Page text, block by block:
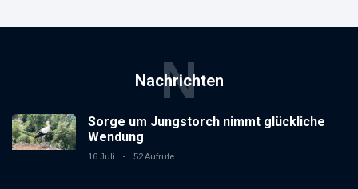
Nachrichten
N
Sorge um Jungstorch nimmt glückliche
Wendung
16 Juli 52 Aufrufe